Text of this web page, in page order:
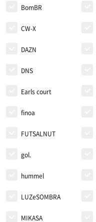
BomBR
CW-X
DAZN
DNS
Earls court
finoa
FUTSALNUT
gol.
hummel
LUZeSOMBRA
MIKASA